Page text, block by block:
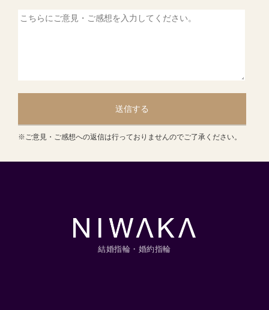
送信する
※ご意見・ご感想への返信は行っておりませんのでご了承ください。
結婚指輪・婚約指輪